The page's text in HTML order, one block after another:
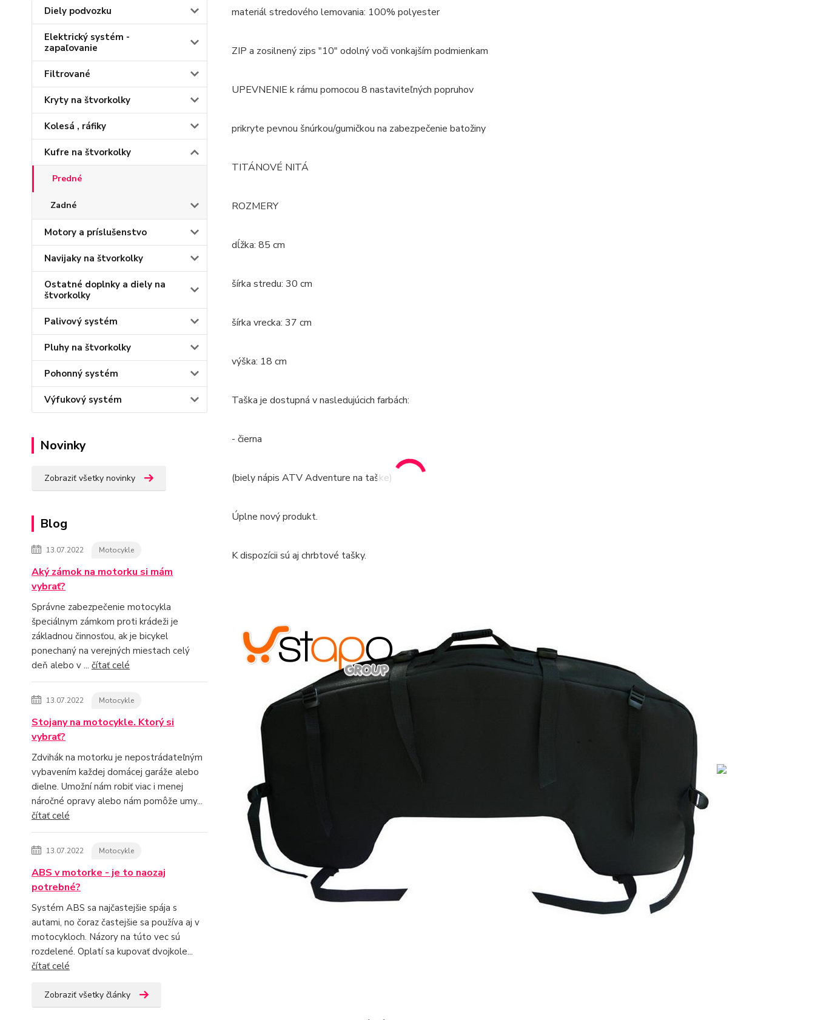
Diely podvozku
Elektrický systém -
zapaľovanie
Filtrované
Kryty na štvorkolky
Kolesá , ráfiky
Kufre na štvorkolky
Predné
Zadné
Motory a príslušenstvo
Navijaky na štvorkolky
Ostatné doplnky a diely na
štvorkolky
Palivový systém
Pluhy na štvorkolky
Pohonný systém
Výfukový systém
Novinky
Zobraziť všetky novinky
Blog
13.07.2022 Motocykle
Aký zámok na motorku si mám
vybrať?
Správne zabezpečenie motocykla
špeciálnym zámkom proti krádeži je
základnou činnosťou, ak je bicykel
ponechaný na verejných miestach celý
deň alebo v ... čítať celé
13.07.2022 Motocykle
Stojany na motocykle. Ktorý si
vybrať?
Zdvihák na motorku je nepostrádateľným
vybavením každej domácej garáže alebo
dielne. Umožní nám robiť viac i menej
náročné opravy alebo nám pomôže umy...
čítať celé
13.07.2022 Motocykle
ABS v motorke - je to naozaj
potrebné?
Systém ABS sa najčastejšie spája s
autami, no čoraz častejšie sa používa aj v
motocykloch. Názory na túto vec sú
rozdelené. Oplatí sa kupovať dvojkole...
čítať celé
Zobraziť všetky články
materiál stredového lemovania: 100% polyester
ZIP a zosilnený zips "10" odolný voči vonkajším podmienkam
UPEVNENIE k rámu pomocou 8 nastaviteľných popruhov
prikryte pevnou šnúrkou/gumičkou na zabezpečenie batožiny
TITÁNOVÉ NITÁ
ROZMERY
dĺžka: 85 cm
šírka stredu: 30 cm
šírka vrecka: 37 cm
výška: 18 cm
Taška je dostupná v nasledujúcich farbách:
- čierna
(biely nápis ATV Adventure na taške)
Úplne nový produkt.
K dispozícii sú aj chrbtové tašky.